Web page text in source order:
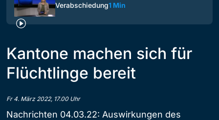
Verabschiedung1 Min
Kantone machen sich für
Flüchtlinge bereit
Fr 4. März 2022, 17.00 Uhr
Nachrichten 04.03.22: Auswirkungen des